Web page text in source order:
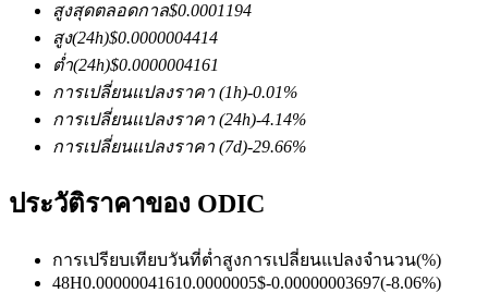
ฟิวเจอร์ส USDC
สูงสุดตลอดกาล$0.0001194
สูง(24h)$0.0000004414
ต่ำ(24h)$0.0000004161
การเปลี่ยนแปลงราคา (1h)-0.01%
การเปลี่ยนแปลงราคา (24h)-4.14%
การเปลี่ยนแปลงราคา (7d)-29.66%
ประวัติราคาของ ODIC
การเปรียบเทียบวันที่ต่ำสูงการเปลี่ยนแปลงจำนวน(%)
48H0.00000041610.0000005$-0.00000003697(-8.06%)